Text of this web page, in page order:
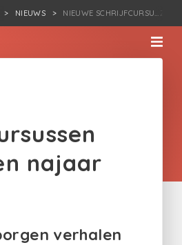
NIEUWS NIEUWE
najaar
verhalen